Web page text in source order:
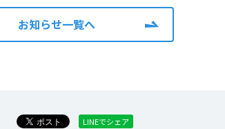
お知らせ一覧へ
LINEでシェア